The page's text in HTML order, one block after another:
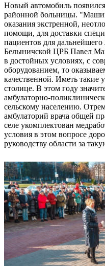
Новый автомобиль
районной больницы.
оказания экстренной,
помощи, для доставки
пациентов для дальнейшего
Белыничской ЦРБ Павел
в достойных условиях, с
оборудованием, то
качественной. Иметь такие
столице. В этом году
амбулаторно-
сельскому населению.
амбулаторий врача общей
селе укомплектован
условия в этом вопросе
руководству области за